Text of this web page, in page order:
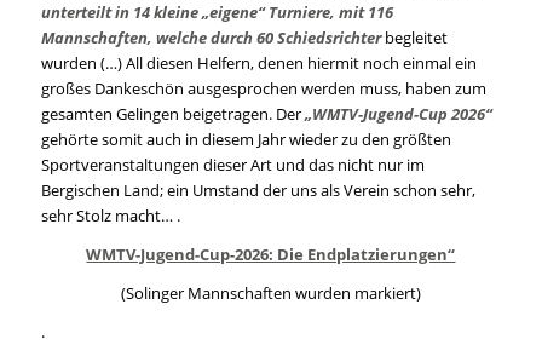
unterteilt in 14 kleine „eigene“ Turniere, mit 116
Mannschaften, welche durch 60 Schiedsrichterbegleitet
wurden (…) All diesen Helfern, denen hiermit noch einmal ein
großes Dankeschön ausgesprochen werden muss, haben zum
gesamten Gelingen beigetragen. Der„WMTV-Jugend-Cup 2026“
gehörte somit auch in diesem Jahr wieder zu den größten
Sportveranstaltungen dieser Art und das nicht nur im
Bergischen Land; ein Umstand der uns als Verein schon sehr,
sehr Stolz macht… .
WMTV-Jugend-Cup-2026: Die Endplatzierungen“
(Solinger Mannschaften wurden markiert)
.